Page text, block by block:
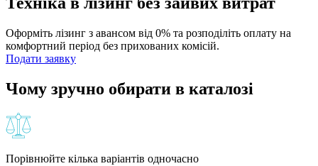
Оформіть лізинг з авансом від 0% та розподіліть оплату на
комфортний період без прихованих комісій.
Подати заявку
Чому зручно обирати в каталозі
Порівнюйте кілька варіантів одночасно